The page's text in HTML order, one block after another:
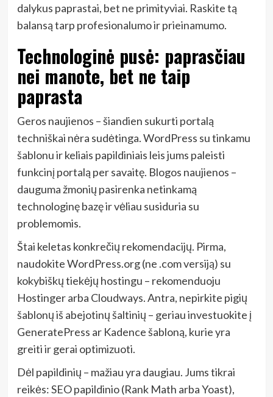
dalykus paprastai, bet ne primityviai. Raskite tą
balansą tarp profesionalumo ir prieinamumo.
Technologinė pusė: paprasčiau
nei manote, bet ne taip
paprasta
Geros naujienos – šiandien sukurti portalą
techniškai nėra sudėtinga. WordPress su tinkamu
šablonu ir keliais papildiniais leis jums paleisti
funkcinį portalą per savaitę. Blogos naujienos –
dauguma žmonių pasirenka netinkamą
technologinę bazę ir vėliau susiduria su
problemomis.
Štai keletas konkrečių rekomendacijų. Pirma,
naudokite WordPress.org (ne .com versiją) su
kokybiškų tiekėjų hostingu – rekomenduoju
Hostinger arba Cloudways. Antra, nepirkite pigių
šablonų iš abejotinų šaltinių – geriau investuokite į
GeneratePress ar Kadence šabloną, kurie yra
greiti ir gerai optimizuoti.
Dėl papildinių – mažiau yra daugiau. Jums tikrai
reikės: SEO papildinio (Rank Math arba Yoast),